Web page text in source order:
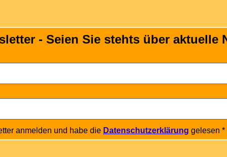
- Seien Sie stehts über aktuelle
anmelden und habe die Datenschutzerklärung gelesen *